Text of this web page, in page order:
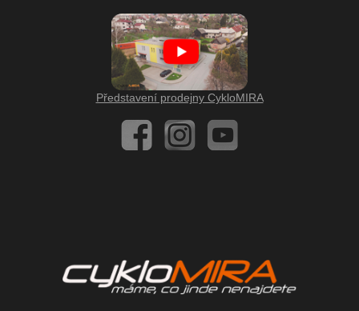
Představení prodejny CykloMIRA